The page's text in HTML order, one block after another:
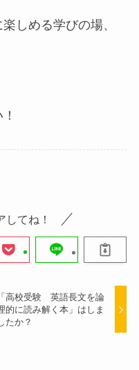
しめる学びの場、
してね！
「高校受験 英語長文を論
的に読み解く本」はしま
たか？